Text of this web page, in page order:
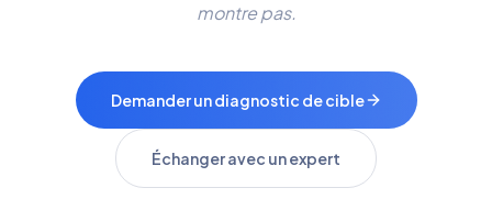
montre pas.
Demander un diagnostic de cible
Échanger avec un expert